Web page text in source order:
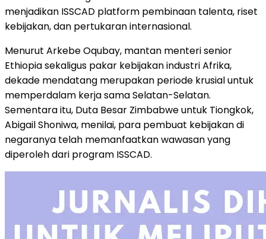
menjadikan ISSCAD platform pembinaan talenta, riset
kebijakan, dan pertukaran internasional.
Menurut Arkebe Oqubay, mantan menteri senior
Ethiopia sekaligus pakar kebijakan industri Afrika,
dekade mendatang merupakan periode krusial untuk
memperdalam kerja sama Selatan-Selatan.
Sementara itu, Duta Besar Zimbabwe untuk Tiongkok,
Abigail Shoniwa, menilai, para pembuat kebijakan di
negaranya telah memanfaatkan wawasan yang
diperoleh dari program ISSCAD.